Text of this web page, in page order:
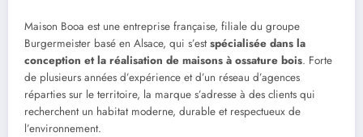
Maison Booa est une entreprise française, filiale du groupe
Burgermeister basé en Alsace, qui s’estspécialisée dans la
conception et la réalisation de maisons à ossature bois. Forte
de plusieurs années d’expérience et d’un réseau d’agences
réparties sur le territoire, la marque s’adresse à des clients qui
recherchent un habitat moderne, durable et respectueux de
l’environnement.